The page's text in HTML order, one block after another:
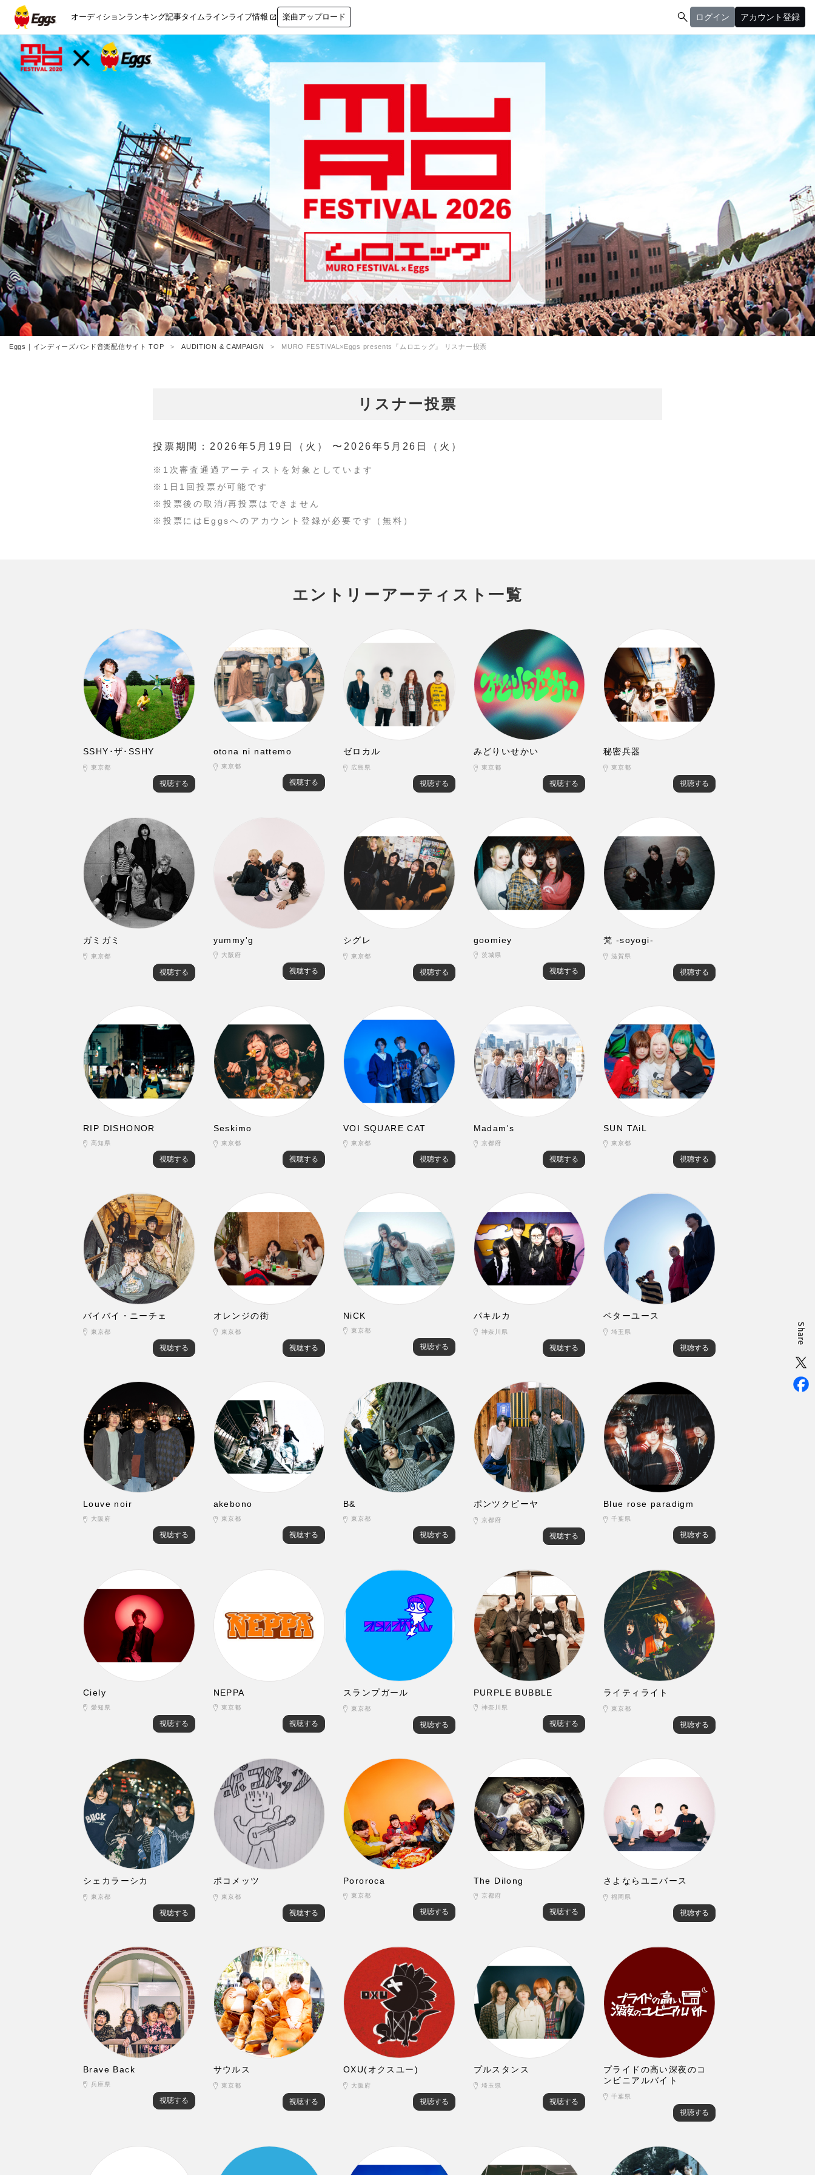
オーディションランキング記事タイムラインライブ情報  楽曲アップロード  ログイン アカウント登録
ログイン
アカウント登録
Eggs｜インディーズバンド音楽配信サイト TOP AUDITION & CAMPAIGN MURO FESTIVAL×Eggs presents『ムロエッグ』 リスナー投票
リスナー投票
投票期間：2026年5月19日（火） 〜2026年5月26日（火）
※1次審査通過アーティストを対象としています
※1日1回投票が可能です
※投票後の取消/再投票はできません
※投票にはEggsへのアカウント登録が必要です（無料）
エントリーアーティスト一覧
SSHY･ザ･SSHY
東京都
視聴する
otona ni nattemo
東京都
視聴する
ゼロカル
広島県
視聴する
みどりいせかい
東京都
視聴する
秘密兵器
東京都
視聴する
ガミガミ
東京都
視聴する
yummy'g
大阪府
視聴する
シグレ
東京都
視聴する
goomiey
茨城県
視聴する
梵 -soyogi-
滋賀県
視聴する
RIP DISHONOR
高知県
視聴する
Seskimo
東京都
視聴する
VOI SQUARE CAT
東京都
視聴する
Madam's
京都府
視聴する
SUN TAiL
東京都
視聴する
バイバイ・ニーチェ
東京都
視聴する
オレンジの街
東京都
視聴する
NiCK
東京都
視聴する
パキルカ
神奈川県
視聴する
ベターユース
埼玉県
視聴する
Louve noir
大阪府
視聴する
akebono
東京都
視聴する
B&
東京都
視聴する
ポンツクピーヤ
京都府
視聴する
Blue rose paradigm
千葉県
視聴する
Ciely
愛知県
視聴する
NEPPA
東京都
視聴する
スランプガール
東京都
視聴する
PURPLE BUBBLE
神奈川県
視聴する
ライティライト
東京都
視聴する
シェカラーシカ
東京都
視聴する
ポコメッツ
東京都
視聴する
Pororoca
東京都
視聴する
The Dilong
京都府
視聴する
さよならユニバース
福岡県
視聴する
Brave Back
兵庫県
視聴する
サウルス
東京都
視聴する
OXU(オクスユー)
大阪府
視聴する
プルスタンス
埼玉県
視聴する
プライドの高い深夜のコ
ンビニアルバイト
千葉県
視聴する